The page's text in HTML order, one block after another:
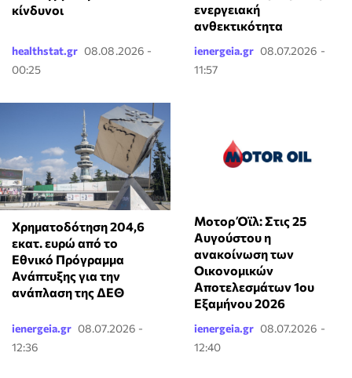
κίνδυνοι
healthstat.gr 08.08.2026 -
00:25
ενεργειακή
ανθεκτικότητα
ienergeia.gr 08.07.2026 -
11:57
Χρηματοδότηση 204,6
εκατ. ευρώ από το
Εθνικό Πρόγραμμα
Ανάπτυξης για την
ανάπλαση της ΔΕΘ
ienergeia.gr 08.07.2026 -
12:36
Μοτορ Όϊλ: Στις 25
Αυγούστου η
ανακοίνωση των
Οικονομικών
Αποτελεσμάτων 1ου
Εξαμήνου 2026
ienergeia.gr 08.07.2026 -
12:40